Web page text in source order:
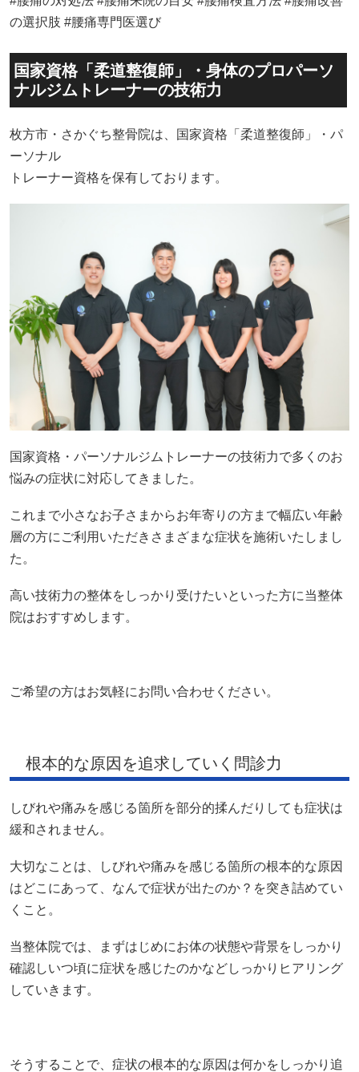
の選択肢 #腰痛専門医選び
国家資格「柔道整復師」・身体のプロパーソ
ナルジムトレーナーの技術力
枚方市・さかぐち整骨院は、国家資格「柔道整復師」・パ
ーソナル
トレーナー資格を保有しております。
国家資格・パーソナルジムトレーナーの技術力で多くのお
悩みの症状に対応してきました。
これまで小さなお子さまからお年寄りの方まで幅広い年齢
層の方にご利用いただきさまざまな症状を施術いたしまし
た。
高い技術力の整体をしっかり受けたいといった方に当整体
院はおすすめします。
ご希望の方はお気軽にお問い合わせください。
根本的な原因を追求していく問診力
しびれや痛みを感じる箇所を部分的揉んだりしても症状は
緩和されません。
大切なことは、しびれや痛みを感じる箇所の根本的な原因
はどこにあって、なんで症状が出たのか？を突き詰めてい
くこと。
当整体院では、まずはじめにお体の状態や背景をしっかり
確認しいつ頃に症状を感じたのかなどしっかりヒアリング
していきます。
そうすることで、症状の根本的な原因は何かをしっかり追